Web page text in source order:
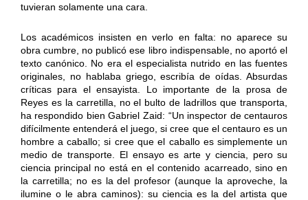
tuvieran solamente una cara.
Los académicos insisten en verlo en falta: no aparece su
obra cumbre, no publicó ese libro indispensable, no aportó el
texto canónico. No era el especialista nutrido en las fuentes
originales, no hablaba griego, escribía de oídas. Absurdas
críticas para el ensayista. Lo importante de la prosa de
Reyes es la carretilla, no el bulto de ladrillos que transporta,
ha respondido bien Gabriel Zaid: “Un inspector de centauros
difícilmente entenderá el juego, si cree que el centauro es un
hombre a caballo; si cree que el caballo es simplemente un
medio de transporte. El ensayo es arte y ciencia, pero su
ciencia principal no está en el contenido acarreado, sino en
la carretilla; no es la del profesor (aunque la aproveche, la
ilumine o le abra caminos): su ciencia es la del artista que